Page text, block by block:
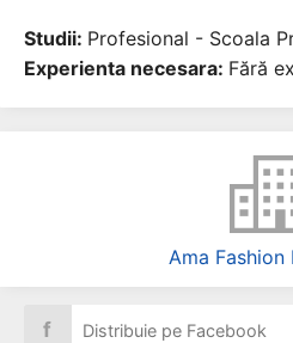
Studii: Profesional - Scoala
Experienta necesara: Fără
Ama Fashion
f Distribuie pe Facebook